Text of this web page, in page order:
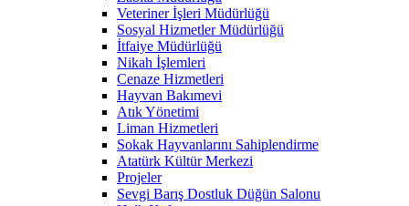
Veteriner İşleri Müdürlüğü
Sosyal Hizmetler Müdürlüğü
İtfaiye Müdürlüğü
Nikah İşlemleri
Cenaze Hizmetleri
Hayvan Bakımevi
Atık Yönetimi
Liman Hizmetleri
Sokak Hayvanlarını Sahiplendirme
Atatürk Kültür Merkezi
Projeler
Sevgi Barış Dostluk Düğün Salonu